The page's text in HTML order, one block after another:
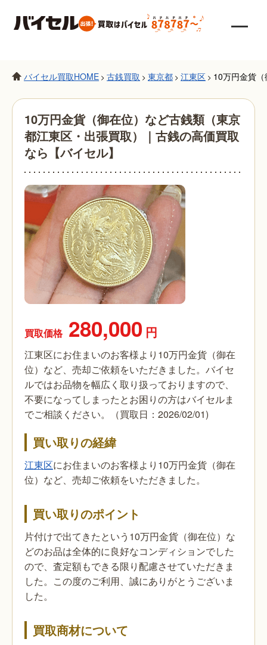
バイセル買取HOME > 古銭買取 > 東京都 > 江東区 > 10万円金貨
10万円金貨（御在位）など古銭類（東京
都江東区・出張買取）｜古銭の高価買取
なら【バイセル】
買取価格 280,000 円
江東区にお住まいのお客様より10万円金貨（御在
位）など、売却ご依頼をいただきました。バイセ
ルではお品物を幅広く取り扱っておりますので、
不要になってしまったとお困りの方はバイセルま
でご相談ください。（買取日：2026/02/01)
買い取りの経緯
江東区にお住まいのお客様より10万円金貨（御在
位）など、売却ご依頼をいただきました。
買い取りのポイント
片付けで出てきたという10万円金貨（御在位）な
どのお品は全体的に良好なコンディションでした
ので、査定額もできる限り配慮させていただきま
した。この度のご利用、誠にありがとうございま
した。
買取商材について